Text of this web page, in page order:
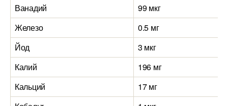
Ванадий
99 мкг
Железо
0.5 мг
Йод
3 мкг
Калий
196 мг
Кальций
17 мг